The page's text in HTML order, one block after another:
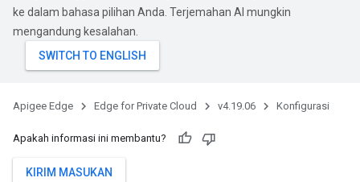
ke dalam bahasa pilihan Anda. Terjemahan AI mungkin
mengandung kesalahan.
Apigee Edge Edge for Private Cloud v4.19.06 Konfigurasi
Apakah informasi ini membantu?
KIRIM MASUKAN